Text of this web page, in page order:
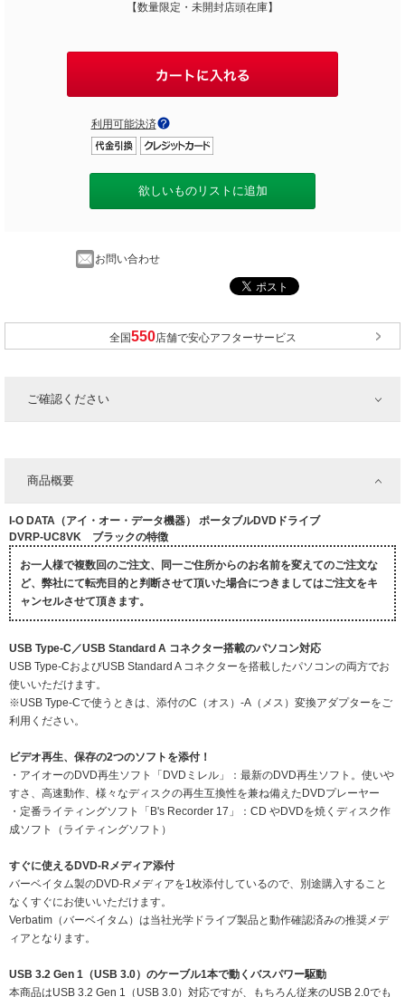
【数量限定・未開封店頭在庫】
利用可能決済
欲しいものリストに追加
お問い合わせ
全国 店舗で安心アフターサービス
ご確認ください
商品概要
I-O DATA（アイ・オー・データ機器） ポータブルDVDドライブ
DVRP-UC8VK ブラックの特徴
お一人様で複数回のご注文、同一ご住所からのお名前を変えてのご注文な
ど、弊社にて転売目的と判断させて頂いた場合につきましてはご注文をキ
ャンセルさせて頂きます。
USB Type-C／USB Standard A コネクター搭載のパソコン対応
USB Type-CおよびUSB Standard A コネクターを搭載したパソコンの両方でお
使いいただけます。
※USB Type-Cで使うときは、添付のC（オス）-A（メス）変換アダプターをご
利用ください。
ビデオ再生、保存の2つのソフトを添付！
・アイオーのDVD再生ソフト「DVDミレル」：最新のDVD再生ソフト。使いや
すさ、高速動作、様々なディスクの再生互換性を兼ね備えたDVDプレーヤー
・定番ライティングソフト「B's Recorder 17」：CD やDVDを焼くディスク作
成ソフト（ライティングソフト）
すぐに使えるDVD-Rメディア添付
バーベイタム製のDVD-Rメディアを1枚添付しているので、別途購入すること
なくすぐにお使いいただけます。
Verbatim（バーベイタム）は当社光学ドライブ製品と動作確認済みの推奨メデ
ィアとなります。
USB 3.2 Gen 1（USB 3.0）のケーブル1本で動くバスパワー駆動
本商品はUSB 3.2 Gen 1（USB 3.0）対応ですが、もちろん従来のUSB 2.0でも